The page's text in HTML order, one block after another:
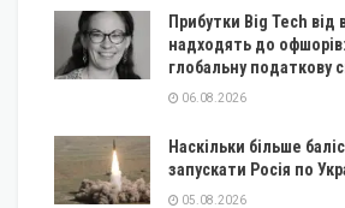
Прибутки Big Tech від
надходять до
глобальну податкову
06.08.2026
Наскільки більше
запускати Росія по
05.08.2026